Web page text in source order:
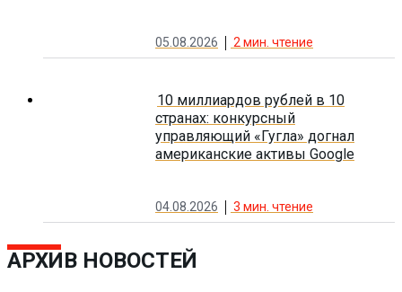
05.08.2026 2 мин. чтение
10 миллиардов рублей в 10
странах: конкурсный
управляющий «Гугла» догнал
американские активы Google
04.08.2026 3 мин. чтение
АРХИВ НОВОСТЕЙ